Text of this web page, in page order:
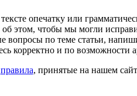
опечатку или
этом, чтобы мы могли
вопросы по теме статьи,
корректно и по возможности
правила, принятые на нашем